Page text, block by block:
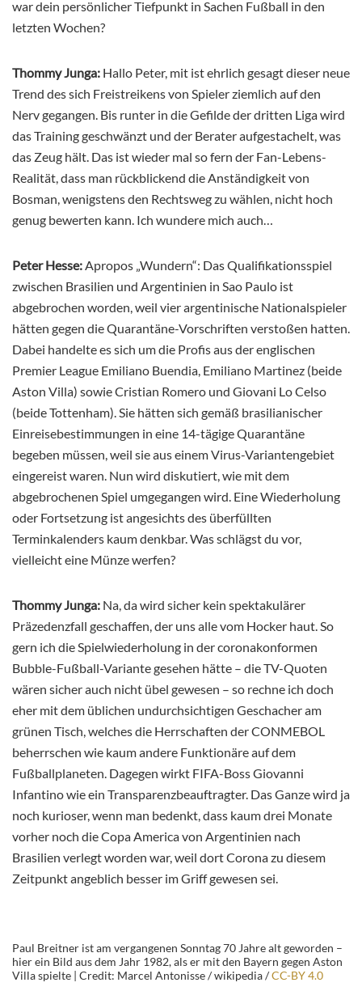
war dein persönlicher Tiefpunkt in Sachen Fußball in den
letzten Wochen?
Thommy Junga: Hallo Peter, mit ist ehrlich gesagt dieser neue
Trend des sich Freistreikens von Spieler ziemlich auf den
Nerv gegangen. Bis runter in die Gefilde der dritten Liga wird
das Training geschwänzt und der Berater aufgestachelt, was
das Zeug hält. Das ist wieder mal so fern der Fan-Lebens-
Realität, dass man rückblickend die Anständigkeit von
Bosman, wenigstens den Rechtsweg zu wählen, nicht hoch
genug bewerten kann. Ich wundere mich auch…
Peter Hesse:Apropos „Wundern“: Das Qualifikationsspiel
zwischen Brasilien und Argentinien in Sao Paulo ist
abgebrochen worden, weil vier argentinische Nationalspieler
hätten gegen die Quarantäne-Vorschriften verstoßen hatten.
Dabei handelte es sich um die Profis aus der englischen
Premier League Emiliano Buendia, Emiliano Martinez (beide
Aston Villa) sowie Cristian Romero und Giovani Lo Celso
(beide Tottenham). Sie hätten sich gemäß brasilianischer
Einreisebestimmungen in eine 14-tägige Quarantäne
begeben müssen, weil sie aus einem Virus-Variantengebiet
eingereist waren. Nun wird diskutiert, wie mit dem
abgebrochenen Spiel umgegangen wird. Eine Wiederholung
oder Fortsetzung ist angesichts des überfüllten
Terminkalenders kaum denkbar. Was schlägst du vor,
vielleicht eine Münze werfen?
Thommy Junga: Na, da wird sicher kein spektakulärer
Präzedenzfall geschaffen, der uns alle vom Hocker haut. So
gern ich die Spielwiederholung in der coronakonformen
Bubble-Fußball-Variante gesehen hätte – die TV-Quoten
wären sicher auch nicht übel gewesen – so rechne ich doch
eher mit dem üblichen undurchsichtigen Geschacher am
grünen Tisch, welches die Herrschaften der CONMEBOL
beherrschen wie kaum andere Funktionäre auf dem
Fußballplaneten. Dagegen wirkt FIFA-Boss Giovanni
Infantino wie ein Transparenzbeauftragter. Das Ganze wird ja
noch kurioser, wenn man bedenkt, dass kaum drei Monate
vorher noch die Copa America von Argentinien nach
Brasilien verlegt worden war, weil dort Corona zu diesem
Zeitpunkt angeblich besser im Griff gewesen sei.
Paul Breitner ist am vergangenen Sonntag 70 Jahre alt geworden –
hier ein Bild aus dem Jahr 1982, als er mit den Bayern gegen Aston
Villa spielte | Credit: Marcel Antonisse / wikipedia /CC-BY 4.0